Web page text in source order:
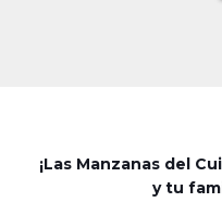
¡Las Manzanas del
y tu